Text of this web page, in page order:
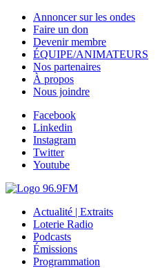
Annoncer sur les ondes
Faire un don
Devenir membre
ÉQUIPE/ANIMATEURS
Nos partenaires
À propos
Nous joindre
Facebook
Linkedin
Instagram
Twitter
Youtube
Actualité | Extraits
Loterie Radio
Podcasts
Émissions
Programmation